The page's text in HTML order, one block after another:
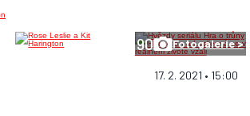
90 Fotogalerie >
17. 2. 2021 • 15:00